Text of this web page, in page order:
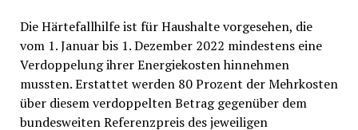
Die Härtefallhilfe ist für Haushalte vorgesehen, die
vom 1. Januar bis 1. Dezember 2022 mindestens eine
Verdoppelung ihrer Energiekosten hinnehmen
mussten. Erstattet werden 80 Prozent der Mehrkosten
über diesem verdoppelten Betrag gegenüber dem
bundesweiten Referenzpreis des jeweiligen